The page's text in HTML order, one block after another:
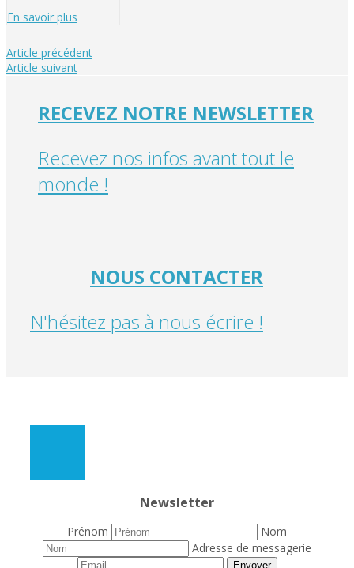
En savoir plus
Article précédent
Article suivant
RECEVEZ NOTRE NEWSLETTER
Recevez nos infos avant tout le
monde !
NOUS CONTACTER
N'hésitez pas à nous écrire !
Newsletter
Prénom
Nom
Adresse de messagerie
Envoyer